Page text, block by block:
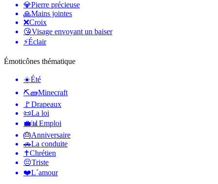
💎Pierre précieuse
🙏Mains jointes
❌Croix
😘Visage envoyant un baiser
⚡Éclair
Émoticônes thématique
☀️Été
⛏🧱Minecraft
🚩Drapeaux
📜La loi
💼📊 Emploi
🎂Anniversaire
🚗La conduite
✝️Chrétien
😔Triste
❤️L´amour